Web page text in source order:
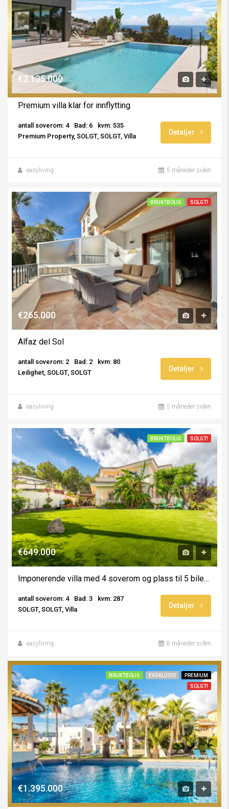
€2.135.000
Premium villa klar for innflytting
antall soverom: 4 Bad: 6
kvm: 535
Premium Property, SOLGT, SOLGT, Villa
Detaljer
easyliving 5 måneder siden
BRUKTBOLIG SOLGT!
€265.000
Alfaz del Sol
antall soverom: 2 Bad: 2
kvm: 80
Leilighet, SOLGT, SOLGT
Detaljer
easyliving 5 måneder siden
BRUKTBOLIG SOLGT!
€649.000
Imponerende villa med 4 soverom og plass til 5 biler – Alfaz del Pi
antall soverom: 4 Bad: 3
kvm: 287
SOLGT, SOLGT, Villa
Detaljer
easyliving 8 måneder siden
BRUKTBOLIG EKSKLUSIV
PREMIUM
SOLGT!
€1.395.000